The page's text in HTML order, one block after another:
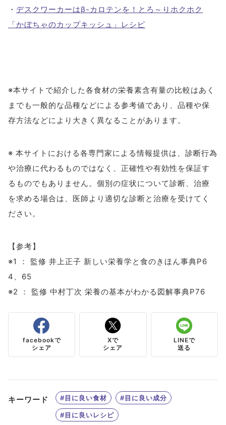
・ デスクワーカーはβ-カロテンを！とろ～りホクホク
「かぼちゃのカップキッシュ」レシピ
※本サイトで紹介した各食材の栄養素含有量の比較はあく
までも一般的な品種などによる参考値であり、品種や保
存方法などにより大きく異なることがあります。
※ 本サイトにおける各専門家による情報提供は、診断行為
や治療に代わるものではなく、正確性や有効性を保証す
るものでもありません。個別の症状について診断、治療
を求める場合は、医師より適切な診断と治療を受けてく
ださい。
【参考】
※1 ： 監修 井上正子 新しい栄養学と食のきほん事典P6
4、65
※2 ： 監修 中村丁次 栄養の基本がわかる図解事典P76
facebookで
シェア
Xで
シェア
LINEで
送る
キーワード #目に良い食材 #目に良い成分
#目に良いレシピ